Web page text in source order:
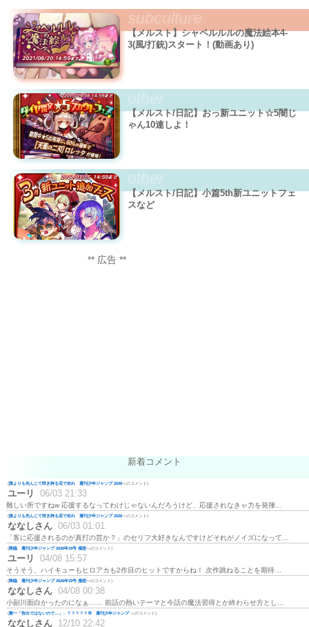
subculture
【メルスト】シャペルルルの魔法絵本4-
3(風/打銃)スタート！(動画あり)
【メルスト/日記】おっ新ユニット☆5闇じ
ゃん10連しよ！
【メルスト/日記】小篇5th新ユニットフェ
スなど
** 広告 **
新着コメント
(誰よりも先んじて咲き誇る花で在れ 週刊少年ジャンプ 2026へのコメント)
ユーリ 06/03 21:33
難しい所ですねw 応援するなってわけじゃないんだろうけど、応援されなきゃ力を発揮…
(誰よりも先んじて咲き誇る花で在れ 週刊少年ジャンプ 2026へのコメント)
ななしさん 06/03 01:01
「客に応援されるのが真打の芸か？」のセリフ大好きなんですけどそれがノイズになって…
(降臨 週刊少年ジャンプ 2026年19号 感想へのコメント)
ユーリ 04/08 15:57
そうそう、ハイキューもヒロアカも2作目のヒットですからね！ 次作跳ねることを期待…
(降臨 週刊少年ジャンプ 2026年19号 感想へのコメント)
ななしさん 04/08 00:38
小副川面白かったのになぁ…… 前話の熱いテーマと今話の魔法習得とか終わらせ方とし…
(殿一「告白ではないので…」←？？？？？💢 週刊少年ジャンプへのコメント)
ななしさん 12/10 22:42